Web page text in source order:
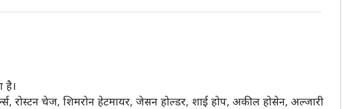
है।
रोस्टन चेज, शिमरोन हेटमायर, जेसन होल्डर, शाई होप, अकील होसेन, अल्जारी